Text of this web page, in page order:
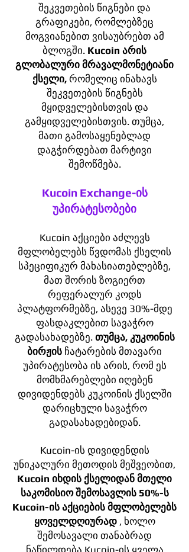
შეკვეთების წიგნები და
გრაფიკები, რომლებზეც
მოგვიანებით ვისაუბრებთ ამ
ბლოგში. Kucoin არის
გლობალური მრავალმონეტიანი
ქსელი,რომელიც ინახავს
შეკვეთების წიგნებს
მყიდველებისთვის და
გამყიდველებისთვის. თუმცა,
მათი გამოსაყენებლად
დაგჭირდებათ მარტივი
შემოწმება.
Kucoin Exchange-ის
უპირატესობები
Kucoin აქციები აძლევს
მფლობელებს წვდომას ქსელის
სპეციფიკურ მახასიათებლებზე,
მათ შორის ზოგიერთ
რეფერალურ კოდს
პლატფორმებზე, ასევე 30%-მდე
ფასდაკლებით სავაჭრო
გადასახადებზე. თუმცა, კუკოინის
ბირჟის ჩატარების მთავარი
უპირატესობა ის არის, რომ ეს
მომხმარებლები იღებენ
დივიდენდებს კუკოინის ქსელში
დარიცხული სავაჭრო
გადასახადებიდან.
Kucoin-ის დივიდენდის
უნიკალური მეთოდის მეშვეობით,
Kucoin იხდის ქსელიდან მთელი
საკომისიო შემოსავლის 50%-ს
Kucoin-ის აქციების მფლობელებს
ყოველდღიურად, ხოლო
შემოსავალი თანაბრად
ნაწილდება Kucoin-ის ყველა